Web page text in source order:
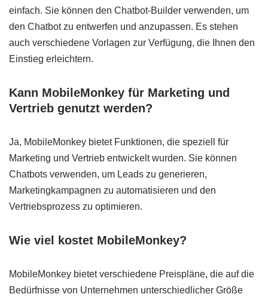
einfach. Sie können den Chatbot-Builder verwenden, um
den Chatbot zu entwerfen und anzupassen. Es stehen
auch verschiedene Vorlagen zur Verfügung, die Ihnen den
Einstieg erleichtern.
Kann MobileMonkey für Marketing und
Vertrieb genutzt werden?
Ja, MobileMonkey bietet Funktionen, die speziell für
Marketing und Vertrieb entwickelt wurden. Sie können
Chatbots verwenden, um Leads zu generieren,
Marketingkampagnen zu automatisieren und den
Vertriebsprozess zu optimieren.
Wie viel kostet MobileMonkey?
MobileMonkey bietet verschiedene Preispläne, die auf die
Bedürfnisse von Unternehmen unterschiedlicher Größe